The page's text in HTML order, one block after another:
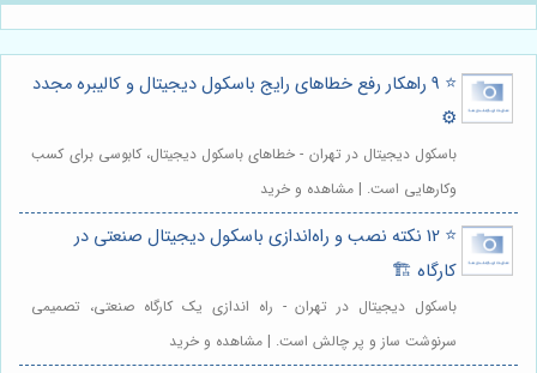
⭐️ 9 راهکار رفع خطاهای رایج باسکول دیجیتال و کالیبره مجدد
⚙️
باسکول دیجیتال در تهران - خطاهای باسکول دیجیتال، کابوسی برای کسب
وکارهایی است. | مشاهده و خرید
⭐️ 12 نکته نصب و راه‌اندازی باسکول دیجیتال صنعتی در
کارگاه 🏗️
باسکول دیجیتال در تهران - راه اندازی یک کارگاه صنعتی، تصمیمی
سرنوشت ساز و پر چالش است. | مشاهده و خرید